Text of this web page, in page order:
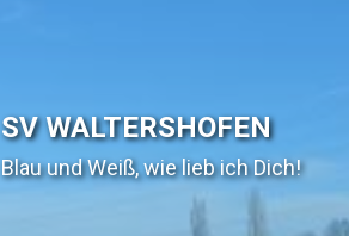
SV WALTERSHOFEN
Blau und Weiß, wie lieb ich Dich!